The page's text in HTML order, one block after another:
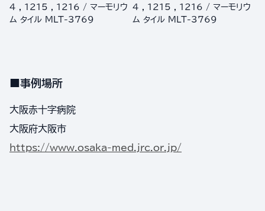
4 , 1215 , 1216 / マーモリウ
ム タイル MLT-3769
4 , 1215 , 1216 / マーモリウ
ム タイル MLT-3769
■事例場所
大阪赤十字病院
大阪府大阪市
https://www.osaka-med.jrc.or.jp/